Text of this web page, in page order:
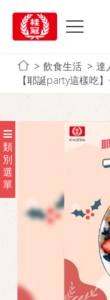
飲食生活 達
【耶誕party這樣吃
類
別
選
單